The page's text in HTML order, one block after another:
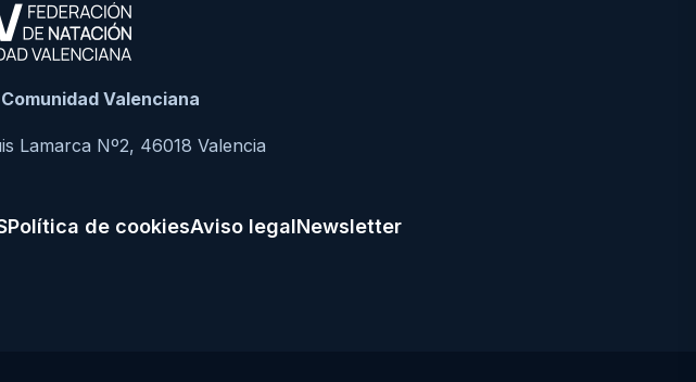
Valenciana
Lamarca Nº2, 46018 Valencia
Política de cookiesAviso legalNewsletter